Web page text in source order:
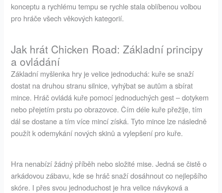
konceptu a rychlému tempu se rychle stala oblíbenou volbou
pro hráče všech věkových kategorií.
Jak hrát Chicken Road: Základní principy
a ovládání
Základní myšlenka hry je velice jednoduchá: kuře se snaží
dostat na druhou stranu silnice, vyhýbat se autům a sbírat
mince. Hráč ovládá kuře pomocí jednoduchých gest – dotykem
nebo přejetím prstu po obrazovce. Čím déle kuře přežije, tím
dál se dostane a tím více mincí získá. Tyto mince lze následně
použít k odemykání nových skinů a vylepšení pro kuře.
Hra nenabízí žádný příběh nebo složité mise. Jedná se čistě o
arkádovou zábavu, kde se hráč snaží dosáhnout co nejlepšího
skóre. I přes svou jednoduchost je hra velice návyková a